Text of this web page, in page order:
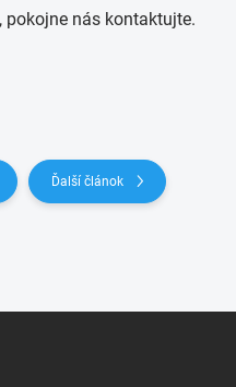
nás kontaktujte.
Ďalší článok